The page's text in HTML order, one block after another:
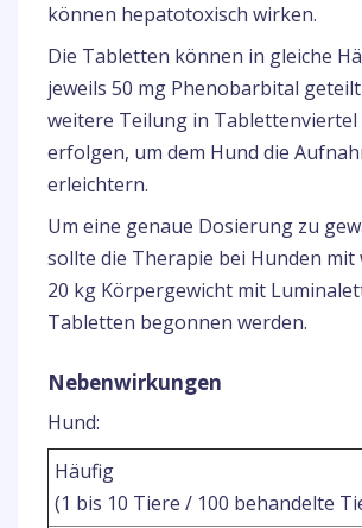
können hepatotoxisch wirken.
Die Tabletten können in gleiche
jeweils 50 mg Phenobarbital
weitere Teilung in
erfolgen, um dem Hund die
erleichtern.
Um eine genaue Dosierung zu
sollte die Therapie bei Hunden mit
20 kg Körpergewicht mit
Tabletten begonnen werden.
Nebenwirkungen
Hund:
Häufig
(1 bis 10 Tiere / 100 behandelte